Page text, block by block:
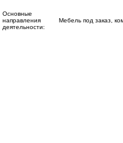
Основные
направления
деятельности:
Мебель под заказ,